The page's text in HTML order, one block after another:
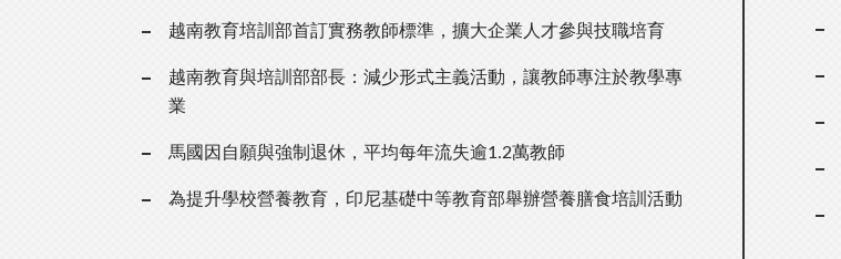
越南教育培訓部首訂實務教師標準，擴大企業人才參與技職培育
越南教育與培訓部部長：減少形式主義活動，讓教師專注於教學專
業
馬國因自願與強制退休，平均每年流失逾1.2萬教師
為提升學校營養教育，印尼基礎中等教育部舉辦營養膳食培訓活動